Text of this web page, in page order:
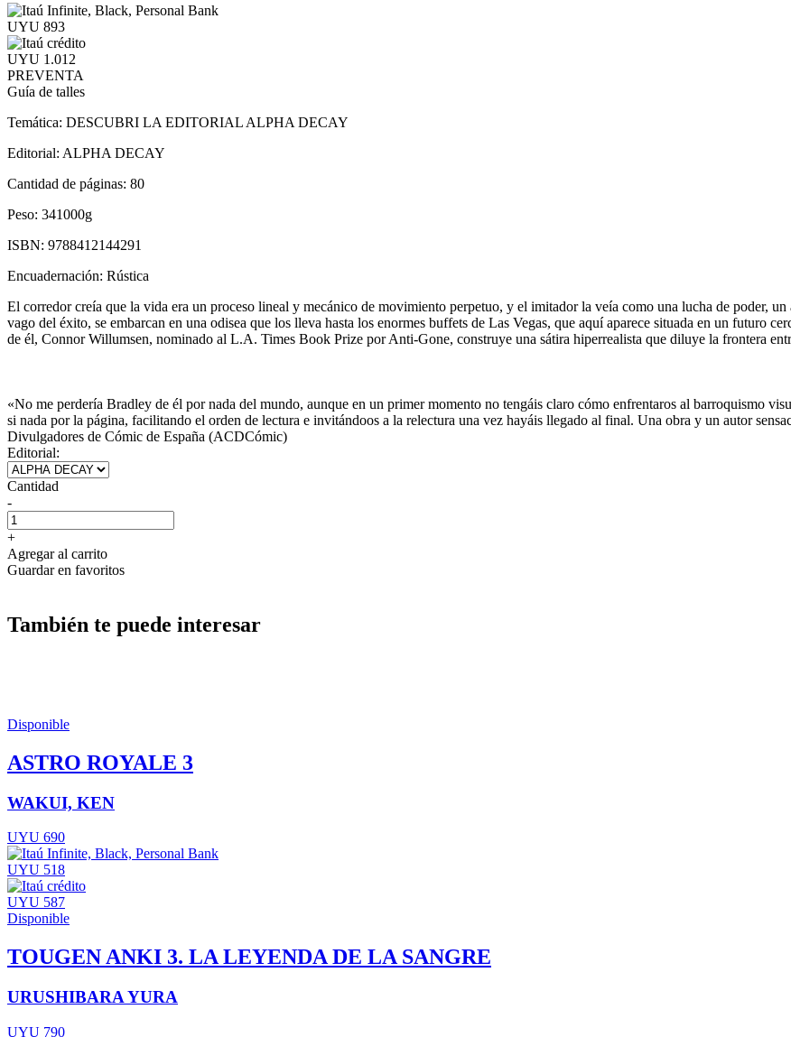
UYU 893
UYU 1.012
PREVENTA
Guía de talles
Temática: DESCUBRI LA EDITORIAL ALPHA DECAY
Editorial: ALPHA DECAY
Cantidad de páginas: 80
Peso: 341000g
ISBN: 9788412144291
Encuadernación: Rústica
El corredor creía que la vida era un proceso lineal y mecánico de movimiento perpetuo, y el imitador la veía como una lucha de poder,
vago del éxito, se embarcan en una odisea que los lleva hasta los enormes buffets de Las Vegas, que aquí aparece situada en un futuro
de él, Connor Willumsen, nominado al L.A. Times Book Prize por Anti-Gone, construye una sátira hiperrealista que diluye la frontera
«No me perdería Bradley de él por nada del mundo, aunque en un primer momento no tengáis claro cómo enfrentaros al barroquismo
si nada por la página, facilitando el orden de lectura e invitándoos a la relectura una vez hayáis llegado al final. Una obra y un autor
Divulgadores de Cómic de España (ACDCómic)
Editorial:
Cantidad
-
+
Agregar al carrito
Guardar en favoritos
También te puede interesar
Disponible
ASTRO ROYALE 3
WAKUI, KEN
UYU 690
UYU 518
UYU 587
Disponible
TOUGEN ANKI 3. LA LEYENDA DE LA SANGRE
URUSHIBARA YURA
UYU 790